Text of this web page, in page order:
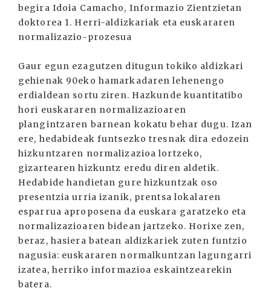
begira Idoia Camacho, Informazio Zientzietan
doktorea 1. Herri-aldizkariak eta euskararen
normalizazio-prozesua
Gaur egun ezagutzen ditugun tokiko aldizkari
gehienak 90eko hamarkadaren lehenengo
erdialdean sortu ziren. Hazkunde kuantitatibo
hori euskararen normalizazioaren
plangintzaren barnean kokatu behar dugu. Izan
ere, hedabideak funtsezko tresnak dira edozein
hizkuntzaren normalizazioa lortzeko,
gizartearen hizkuntz eredu diren aldetik.
Hedabide handietan gure hizkuntzak oso
presentzia urria izanik, prentsa lokalaren
esparrua aproposena da euskara garatzeko eta
normalizazioaren bidean jartzeko. Horixe zen,
beraz, hasiera batean aldizkariek zuten funtzio
nagusia: euskararen normalkuntzan lagungarri
izatea, herriko informazioa eskaintzearekin
batera.